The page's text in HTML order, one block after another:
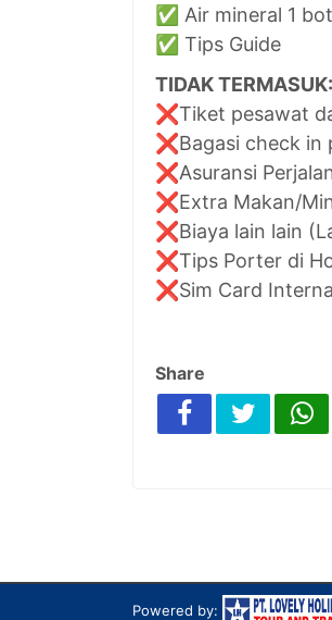
✅ Air mineral 1
✅ Tips Guide
TIDAK TERMASUK:
❌Tiket pesawat
❌Bagasi check in
❌Asuransi
❌Extra Makan/
❌Biaya lain lain
❌Tips Porter di
❌Sim Card
Share
Powered by: